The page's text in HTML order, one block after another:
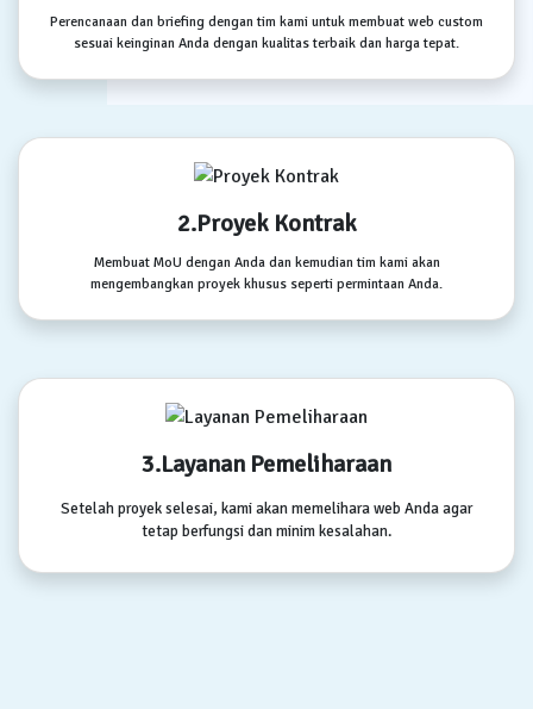
Perencanaan dan briefing dengan tim kami untuk membuat web custom
sesuai keinginan Anda dengan kualitas terbaik dan harga tepat.
2.Proyek Kontrak
Membuat MoU dengan Anda dan kemudian tim kami akan
mengembangkan proyek khusus seperti permintaan Anda.
3.Layanan Pemeliharaan
Setelah proyek selesai, kami akan memelihara web Anda agar
tetap berfungsi dan minim kesalahan.